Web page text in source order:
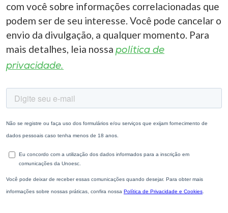
com você sobre informações correlacionadas que
podem ser de seu interesse. Você pode cancelar o
envio da divulgação, a qualquer momento. Para
mais detalhes, leia nossa política de
privacidade.